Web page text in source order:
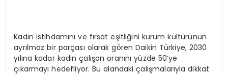
Kadın istihdamını ve fırsat eşitliğini kurum kültürünün
ayrılmaz bir parçası olarak gören Daikin Türkiye, 2030
yılına kadar kadın çalışan oranını yüzde 50’ye
çıkarmayı hedefliyor. Bu alandaki çalışmalarıyla dikkat